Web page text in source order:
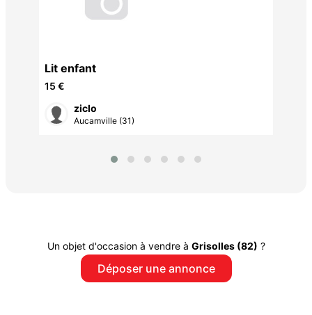
Lit enfant
15 €
ziclo
Aucamville (31)
Un objet d'occasion à vendre à Grisolles (82) ?
Déposer une annonce